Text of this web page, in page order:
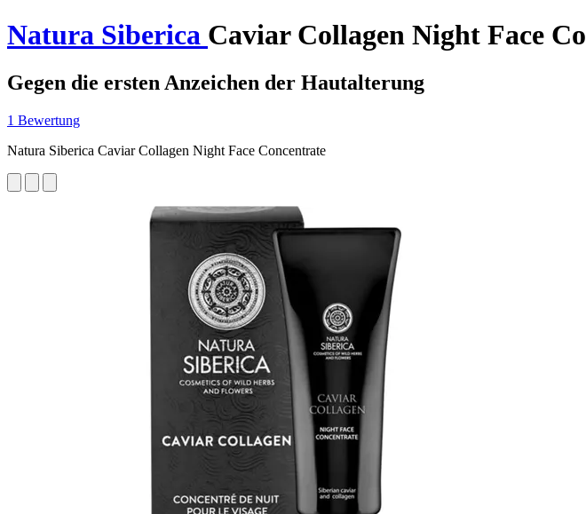
Natura Siberica Caviar Collagen Night Face
Gegen die ersten Anzeichen der Hautalterung
1 Bewertung
Natura Siberica Caviar Collagen Night Face Concentrate